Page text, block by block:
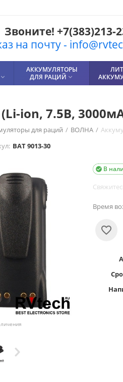
Звоните! +7(383)213-
на почту -

АККУМУЛЯТОРЫ
ДЛЯ РАЦИЙ 
ion, 7.5В,
для раций / ВОЛНА /
BAT 9013-30
В

Время